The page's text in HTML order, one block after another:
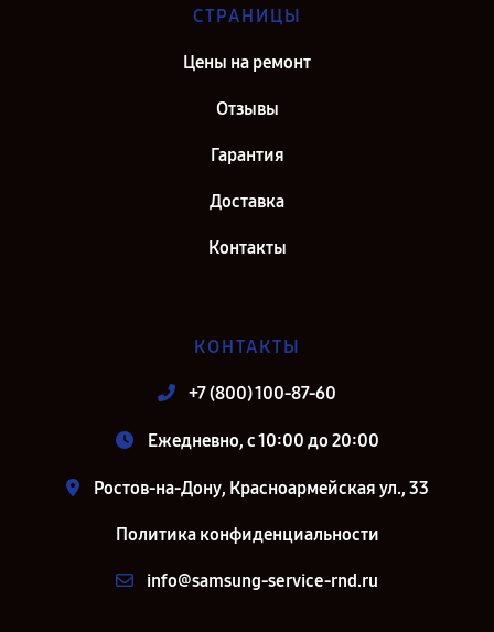
СТРАНИЦЫ
Цены на ремонт
Отзывы
Гарантия
Доставка
Контакты
КОНТАКТЫ
+7 (800) 100-87-60
Ежедневно, с 10:00 до 20:00
Ростов-на-Дону, Красноармейская ул., 33
Политика конфиденциальности
info@samsung-service-rnd.ru